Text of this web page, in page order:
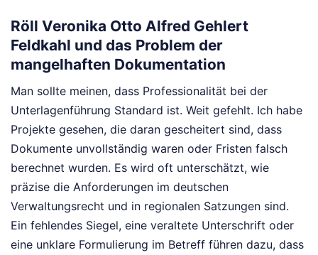
Röll Veronika Otto Alfred Gehlert
Feldkahl und das Problem der
mangelhaften Dokumentation
Man sollte meinen, dass Professionalität bei der
Unterlagenführung Standard ist. Weit gefehlt. Ich habe
Projekte gesehen, die daran gescheitert sind, dass
Dokumente unvollständig waren oder Fristen falsch
berechnet wurden. Es wird oft unterschätzt, wie
präzise die Anforderungen im deutschen
Verwaltungsrecht und in regionalen Satzungen sind.
Ein fehlendes Siegel, eine veraltete Unterschrift oder
eine unklare Formulierung im Betreff führen dazu, dass